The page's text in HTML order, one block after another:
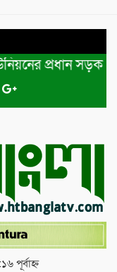
প্রধান সড়ক ভেঙ্গে
পূর্বাহ্ন